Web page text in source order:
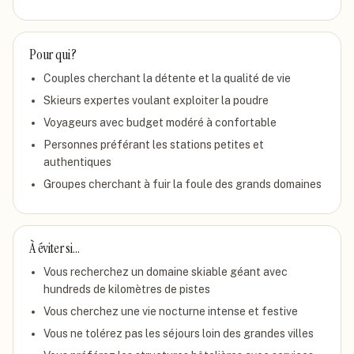
Pour qui ?
Couples cherchant la détente et la qualité de vie
Skieurs expertes voulant exploiter la poudre
Voyageurs avec budget modéré à confortable
Personnes préférant les stations petites et
authentiques
Groupes cherchant à fuir la foule des grands domaines
À éviter si…
Vous recherchez un domaine skiable géant avec
hundreds de kilomètres de pistes
Vous cherchez une vie nocturne intense et festive
Vous ne tolérez pas les séjours loin des grandes villes